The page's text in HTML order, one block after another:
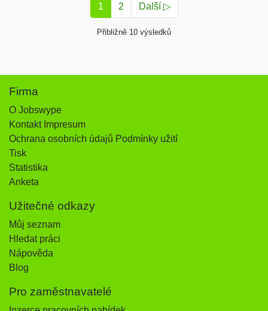
1 2 Další ▷
Přibližně 10 výsledků
Firma
O Jobswype
Kontakt Impresum
Ochrana osobních údajů Podmínky užití
Tisk
Statistika
Anketa
Užitečné odkazy
Můj seznam
Hledat práci
Nápověda
Blog
Pro zaměstnavatelé